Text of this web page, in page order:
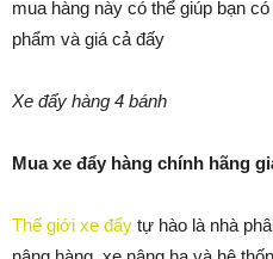
mua hàng này có thể giúp bạn
phẩm và giá cả đấy
Xe đẩy hàng 4 bánh
Mua xe đẩy hàng chính hãng
Thế giới xe đẩy tự hào là nhà